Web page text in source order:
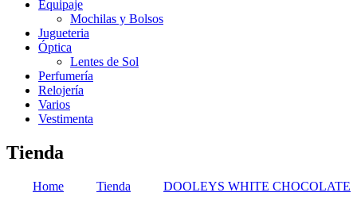
Equipaje
Mochilas y Bolsos
Jugueteria
Óptica
Lentes de Sol
Perfumería
Relojería
Varios
Vestimenta
Tienda
Home Tienda DOOLEYS WHITE CHOCOLATE